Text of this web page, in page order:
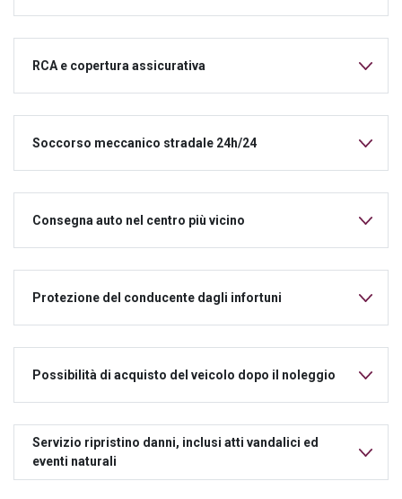
RCA e copertura assicurativa
Soccorso meccanico stradale 24h/24
Consegna auto nel centro più vicino
Protezione del conducente dagli infortuni
Possibilità di acquisto del veicolo dopo il noleggio
Servizio ripristino danni, inclusi atti vandalici ed
eventi naturali